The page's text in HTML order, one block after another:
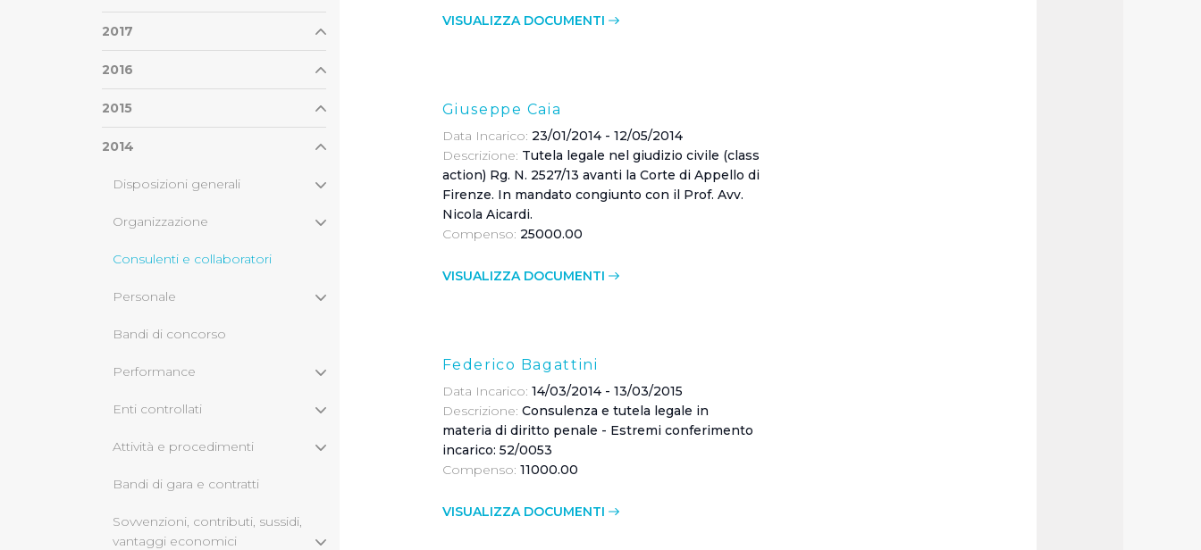
2017
2016
2015
2014
Disposizioni generali
Organizzazione
Consulenti e collaboratori
Personale
Bandi di concorso
Performance
Enti controllati
Attività e procedimenti
Bandi di gara e contratti
Sovvenzioni, contributi, sussidi,
vantaggi economici
VISUALIZZA DOCUMENTI
Giuseppe Caia
Data Incarico: 23/01/2014 - 12/05/2014
Descrizione: Tutela legale nel giudizio civile (class
action) Rg. N. 2527/13 avanti la Corte di Appello di
Firenze. In mandato congiunto con il Prof. Avv.
Nicola Aicardi.
Compenso: 25000.00
VISUALIZZA DOCUMENTI
Federico Bagattini
Data Incarico: 14/03/2014 - 13/03/2015
Descrizione: Consulenza e tutela legale in
materia di diritto penale - Estremi conferimento
incarico: 52/0053
Compenso: 11000.00
VISUALIZZA DOCUMENTI